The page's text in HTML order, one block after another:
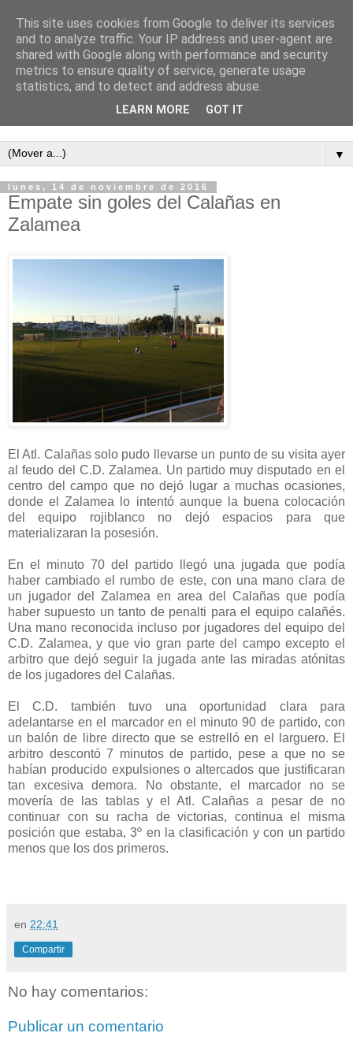
Semanario independiente de Calañas
▼
lunes, 14 de noviembre de 2016
Empate sin goles del Calañas en
Zalamea
El Atl. Calañas solo pudo llevarse un punto de su visita ayer
al feudo del C.D. Zalamea. Un partido muy disputado en el
centro del campo que no dejó lugar a muchas ocasiones,
donde el Zalamea lo intentó aunque la buena colocación
del equipo rojiblanco no dejó espacios para que
materializaran la posesión.
En el minuto 70 del partido llegó una jugada que podía
haber cambiado el rumbo de este, con una mano clara de
un jugador del Zalamea en area del Calañas que podía
haber supuesto un tanto de penalti para el equipo calañés.
Una mano reconocida incluso por jugadores del equipo del
C.D. Zalamea, y que vio gran parte del campo excepto el
arbitro que dejó seguir la jugada ante las miradas atónitas
de los jugadores del Calañas.
El C.D. también tuvo una oportunidad clara para
adelantarse en el marcador en el minuto 90 de partido, con
un balón de libre directo que se estrelló en el larguero. El
arbitro descontó 7 minutos de partido, pese a que no se
habían producido expulsiones o altercados que justificaran
tan excesiva demora. No obstante, el marcador no se
movería de las tablas y el Atl. Calañas a pesar de no
continuar con su racha de victorias, continua el misma
posición que estaba, 3º en la clasificación y con un partido
menos que los dos primeros.
en 22:41
Compartir
No hay comentarios:
Publicar un comentario
This site uses cookies from Google to deliver its services
and to analyze traffic. Your IP address and user-agent are
shared with Google along with performance and security
metrics to ensure quality of service, generate usage
statistics, and to detect and address abuse.
LEARN MORE GOT IT